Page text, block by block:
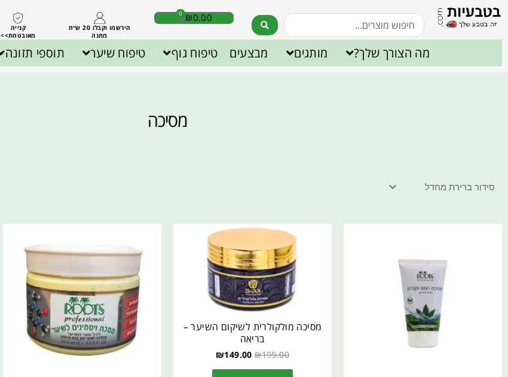
₪0.00
0
הירשמו וקבלו 20 ש״ח
מתנה
קנייה
מאובטחת>>
מה הצורך שלך? מותגים מבצעים טיפוח גוף טיפוח שיער תוספי תזונה
מסיכה
מסיכה מולקולרית לשיקום השיער –
בריאה
₪199.00
₪149.00